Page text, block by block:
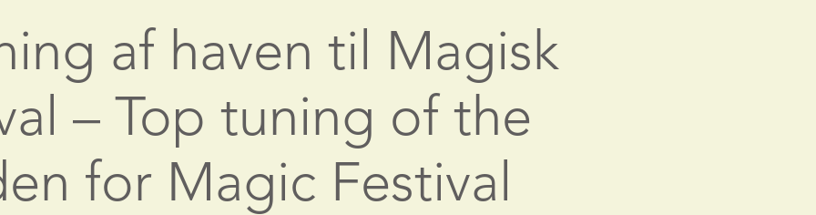
af haven til Magisk
– Top tuning of the
for Magic Festival